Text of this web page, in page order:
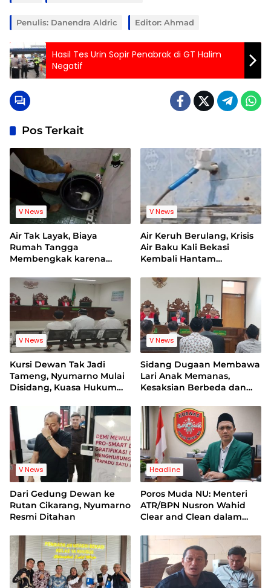
Penulis: Danendra Aldric Editor: Ahmad
Hasil Tes Urin Sopir Penabrak di GT Halim
Negatif
Pos Terkait
V News
Air Tak Layak, Biaya
Rumah Tangga
Membengkak karena
Bersih
V News
Air Keruh Berulang, Krisis
Air Baku Kali Bekasi
Kembali Hantam
V News
Kursi Dewan Tak Jadi
Tameng, Nyumarno Mulai
Disidang, Kuasa Hukum
Hukum Bebas Intervensi
V News
Sidang Dugaan Membawa
Lari Anak Memanas,
Kesaksian Berbeda dan
V News
Dari Gedung Dewan ke
Rutan Cikarang, Nyumarno
Resmi Ditahan
Headline
Poros Muda NU: Menteri
ATR/BPN Nusron Wahid
Clear and Clean dalam
Kuansing